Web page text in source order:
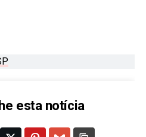
esta notícia